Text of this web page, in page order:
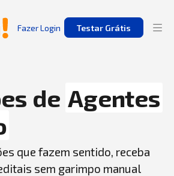
Fazer Login Testar Grátis
de Agentes
que fazem sentido, receba
sem garimpo manual